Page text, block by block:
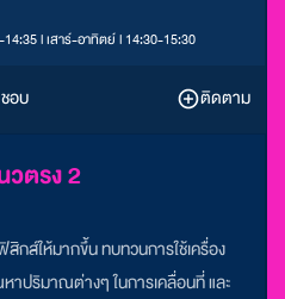
l เสาร์-อาทิตย์ l 14:30-15:30
ชอบ ติดตาม
ตรง 2
กส์ให้มากขึ้น ทบทวนการใช้เครื่อง
ปริมาณต่างๆ ในการเคลื่อนที่ และ